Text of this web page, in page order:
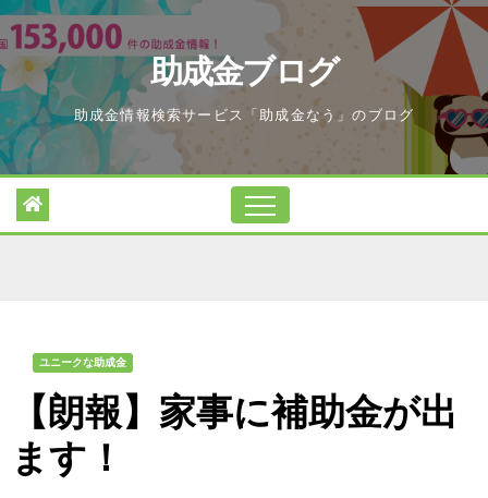
Skip
to
content
助成金ブログ
助成金情報検索サービス「助成金なう」のブログ
ユニークな助成金
【朗報】家事に補助金が出
ます！